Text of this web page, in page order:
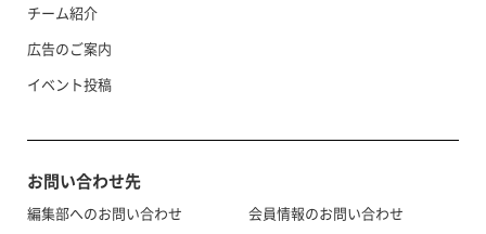
チーム紹介
広告のご案内
イベント投稿
お問い合わせ先
編集部へのお問い合わせ 会員情報のお問い合わせ